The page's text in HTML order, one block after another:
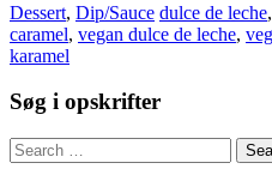
Dessert, Dip/Sauce dulce de leche,
caramel, vegan dulce de leche,
karamel
Søg i opskrifter
Search
for: